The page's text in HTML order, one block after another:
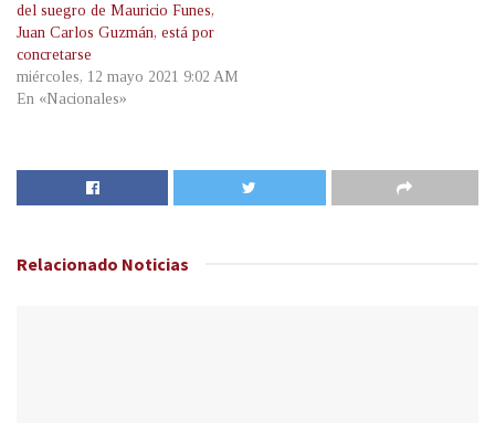
del suegro de Mauricio Funes,
Juan Carlos Guzmán, está por
concretarse
miércoles, 12 mayo 2021 9:02 AM
En «Nacionales»
Relacionado Noticias